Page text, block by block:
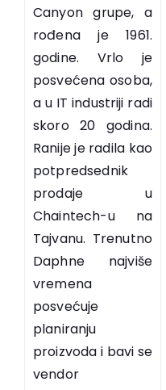
Canyon grupe, a
rođena je 1961.
godine. Vrlo je
posvećena osoba,
a u IT industriji radi
skoro 20 godina.
Ranije je radila kao
potpredsednik
prodaje u
Chaintech-u na
Tajvanu. Trenutno
Daphne najviše
vremena
posvećuje
planiranju
proizvoda i bavi se
vendor